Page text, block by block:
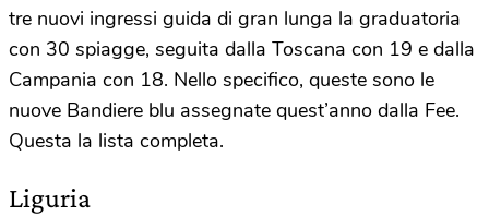
tre nuovi ingressi guida di gran lunga la graduatoria
con 30 spiagge, seguita dalla Toscana con 19 e dalla
Campania con 18. Nello specifico, queste sono le
nuove Bandiere blu assegnate quest’anno dalla Fee.
Questa la lista completa.
Liguria